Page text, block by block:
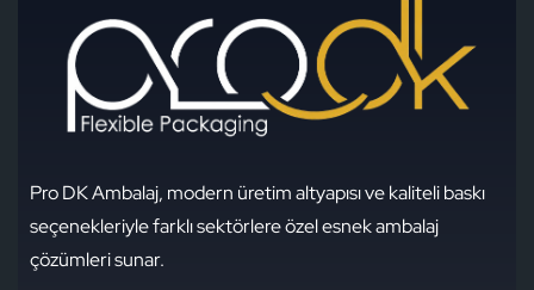
Telefon
0232 878 98 98
E-Posta
info@prodkambalaj.com
Pro DK Ambalaj, modern üretim altyapısı ve kaliteli baskı
seçenekleriyle farklı sektörlere özel esnek ambalaj
çözümleri sunar.